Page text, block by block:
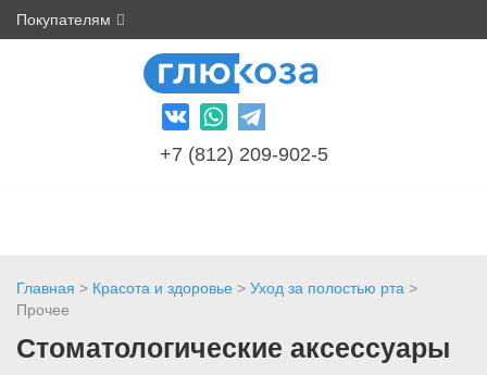
Покупателям
+7 (812) 209-902-5
Главная > Красота и здоровье > Уход за полостью рта >
Прочее
Стоматологические аксессуары